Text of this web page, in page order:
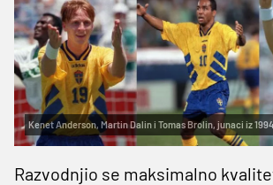
Kenet Anderson, Martin Dalin i Tomas Brolin, junaci iz
Razvodnjio se maksimalno